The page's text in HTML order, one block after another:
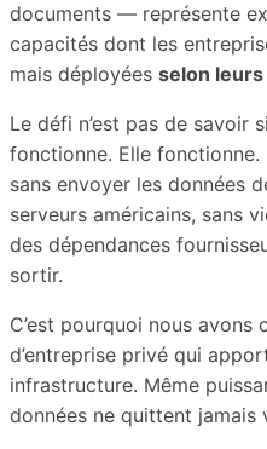
documents — représente
capacités dont les
mais déployées selon
Le défi n’est pas de savoir
fonctionne. Elle
sans envoyer les données
serveurs américains, sans
des dépendances
sortir.
C’est pourquoi nous avons
d’entreprise privé qui
infrastructure. Même
données ne quittent jamais